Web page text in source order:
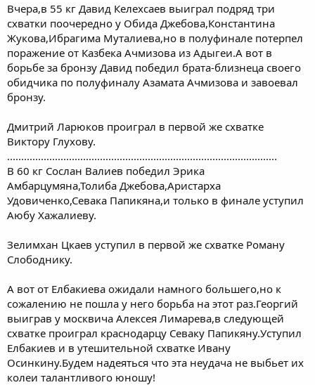
Вчера,в 55 кг Давид Келехсаев выиграл подряд три
схватки поочередно у Обида Джебова,Константина
Жукова,Ибрагима Муталиева,но в полуфинале потерпел
поражение от Казбека Ачмизова из Адыгеи.А вот в
борьбе за бронзу Давид победил брата-близнеца своего
обидчика по полуфиналу Азамата Ачмизова и завоевал
бронзу.
Дмитрий Ларюков проиграл в первой же схватке
Виктору Глухову.
................................................................................................
В 60 кг Сослан Валиев победил Эрика
Амбарцумяна,Толиба Джебова,Аристарха
Удовиченко,Севака Папикяна,и только в финале уступил
Аюбу Хажалиеву.
Зелимхан Цкаев уступил в первой же схватке Роману
Слободнику.
А вот от Елбакиева ожидали намного большего,но к
сожалению не пошла у него борьба на этот раз.Георгий
выиграв у москвича Алексея Лимарева,в следующей
схватке проиграл краснодарцу Севаку Папикяну.Уступил
Елбакиев и в утешительной схватке Ивану
Осинкину.Будем надеяться что эта неудача не выбьет их
колеи талантливого юношу!